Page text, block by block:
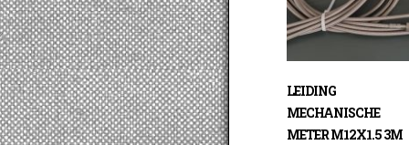
LEIDING
MECHANISCHE
METER M12X1.5 3M